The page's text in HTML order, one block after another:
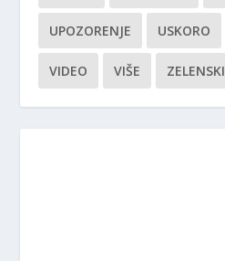
UPOZORENJE USKORO
VIDEO VIŠE ZELENSKI